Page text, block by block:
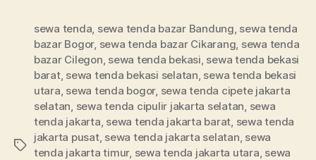
Tag
sewa tenda, sewa tenda bazar Bandung, sewa tenda
bazar Bogor, sewa tenda bazar Cikarang, sewa tenda
bazar Cilegon, sewa tenda bekasi, sewa tenda bekasi
barat, sewa tenda bekasi selatan, sewa tenda bekasi
utara, sewa tenda bogor, sewa tenda cipete jakarta
selatan, sewa tenda cipulir jakarta selatan, sewa
tenda jakarta, sewa tenda jakarta barat, sewa tenda
jakarta pusat, sewa tenda jakarta selatan, sewa
tenda jakarta timur, sewa tenda jakarta utara, sewa